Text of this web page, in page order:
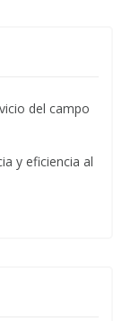
del campo
y eficiencia al